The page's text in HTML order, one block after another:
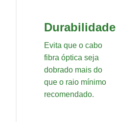
Durabilidade
Evita que o cabo
fibra óptica seja
dobrado mais do
que o raio mínimo
recomendado.